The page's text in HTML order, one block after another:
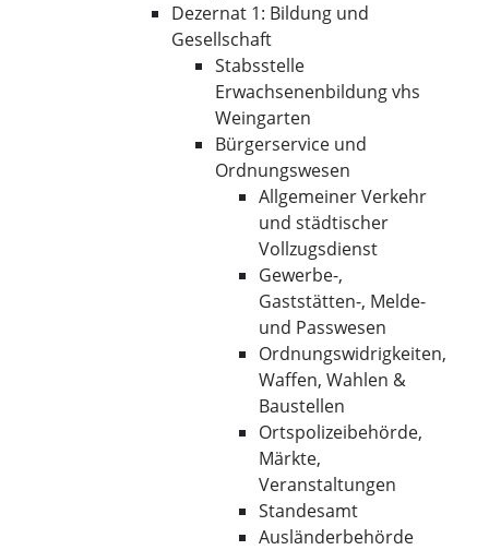
Dezernat 1: Bildung und
Gesellschaft
Stabsstelle
Erwachsenenbildung vhs
Weingarten
Bürgerservice und
Ordnungswesen
Allgemeiner Verkehr
und städtischer
Vollzugsdienst
Gewerbe-,
Gaststätten-, Melde-
und Passwesen
Ordnungswidrigkeiten,
Waffen, Wahlen &
Baustellen
Ortspolizeibehörde,
Märkte,
Veranstaltungen
Standesamt
Ausländerbehörde